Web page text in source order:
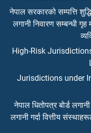
नेपाल सरकारको सम्पत्ति
लगानी निवारण सम्बन्धी
High-Risk
Jurisdictions under
नेपाल धितोपत्र बोर्ड
लगानी गर्दा वित्तीय